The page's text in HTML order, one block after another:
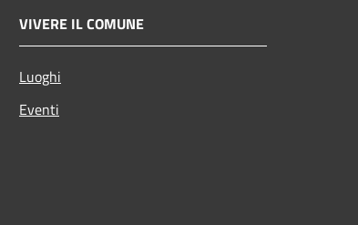
VIVERE IL COMUNE
Luoghi
Eventi